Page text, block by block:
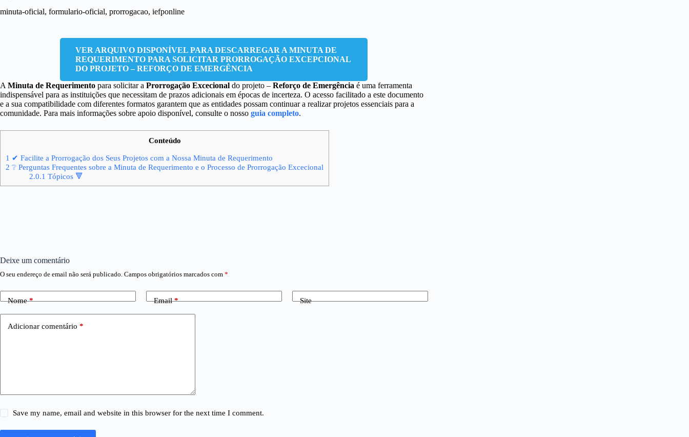
minuta-oficial, formulario-oficial, prorrogacao, iefponline
VER ARQUIVO DISPONÍVEL PARA DESCARREGAR A MINUTA DE
REQUERIMENTO PARA SOLICITAR PRORROGAÇÃO EXCEPCIONAL
DO PROJETO – REFORÇO DE EMERGÊNCIA
A Minuta de Requerimento para solicitar a Prorrogação Excecional do projeto – Reforço de Emergência é uma ferramenta
indispensável para as instituições que necessitam de prazos adicionais em épocas de incerteza. O acesso facilitado a este documento
e a sua compatibilidade com diferentes formatos garantem que as entidades possam continuar a realizar projetos essenciais para a
comunidade. Para mais informações sobre apoio disponível, consulte o nosso guia completo.
Conteúdo
1 ✔ Facilite a Prorrogação dos Seus Projetos com a Nossa Minuta de Requerimento
2 ❔ Perguntas Frequentes sobre a Minuta de Requerimento e o Processo de Prorrogação Excecional
2.0.1 Tópicos 🔻
Deixe um comentário
O seu endereço de email não será publicado. Campos obrigatórios marcados com *
Nome* Email* Site
Adicionar comentário *
Save my name, email and website in this browser for the next time I comment.